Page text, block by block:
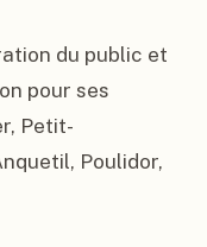
du public et
pour ses
Petit-
Poulidor,